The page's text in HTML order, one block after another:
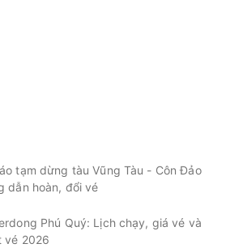
tạm dừng tàu Vũng Tàu - Côn Đảo
dẫn hoàn, đổi vé
Phú Quý: Lịch chạy, giá vé và
vé 2026